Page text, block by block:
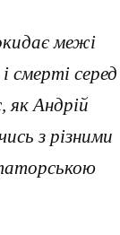
межі
смерті серед
як Андрій
з різними